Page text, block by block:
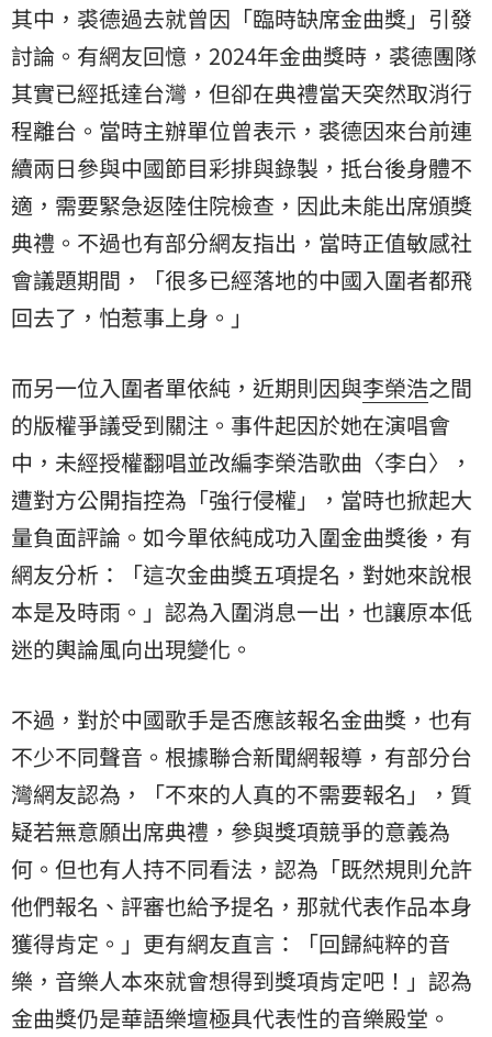
其中，裘德過去就曾因「臨時缺席金曲獎」引發
討論。有網友回憶，2024年金曲獎時，裘德團隊
其實已經抵達台灣，但卻在典禮當天突然取消行
程離台。當時主辦單位曾表示，裘德因來台前連
續兩日參與中國節目彩排與錄製，抵台後身體不
適，需要緊急返陸住院檢查，因此未能出席頒獎
典禮。不過也有部分網友指出，當時正值敏感社
會議題期間，「很多已經落地的中國入圍者都飛
回去了，怕惹事上身。」
而另一位入圍者單依純，近期則因與李榮浩之間
的版權爭議受到關注。事件起因於她在演唱會
中，未經授權翻唱並改編李榮浩歌曲〈李白〉，
遭對方公開指控為「強行侵權」，當時也掀起大
量負面評論。如今單依純成功入圍金曲獎後，有
網友分析：「這次金曲獎五項提名，對她來說根
本是及時雨。」認為入圍消息一出，也讓原本低
迷的輿論風向出現變化。
不過，對於中國歌手是否應該報名金曲獎，也有
不少不同聲音。根據聯合新聞網報導，有部分台
灣網友認為，「不來的人真的不需要報名」，質
疑若無意願出席典禮，參與獎項競爭的意義為
何。但也有人持不同看法，認為「既然規則允許
他們報名、評審也給予提名，那就代表作品本身
獲得肯定。」更有網友直言：「回歸純粹的音
樂 ，音樂人本來就會想得到獎項肯定吧！」認為
金曲獎仍是華語樂壇極具代表性的音樂殿堂。